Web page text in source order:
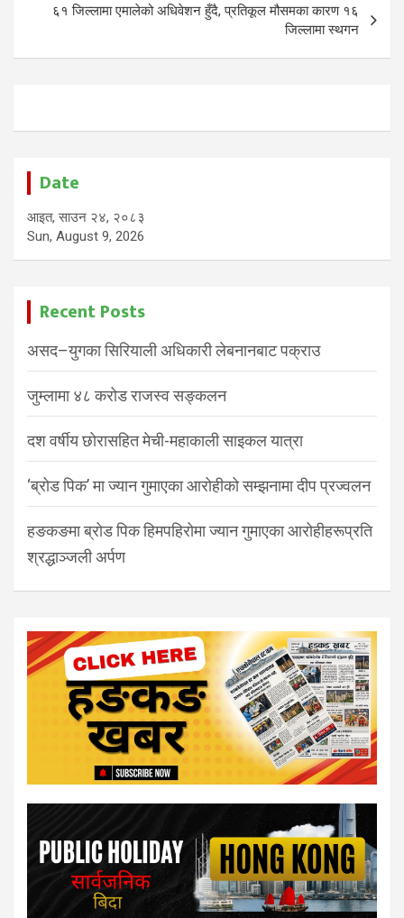
६१ जिल्लामा एमालेको अधिवेशन हुँदै, प्रतिकूल मौसमका कारण १६
जिल्लामा स्थगन
Date
आइत, साउन २४, २०८३
Sun, August 9, 2026
Recent Posts
असद–युगका सिरियाली अधिकारी लेबनानबाट पक्राउ
जुम्लामा ४८ करोड राजस्व सङ्कलन
दश वर्षीय छोरासहित मेची-महाकाली साइकल यात्रा
‘ब्रोड पिक’ मा ज्यान गुमाएका आरोहीको सम्झनामा दीप प्रज्वलन
हङकङमा ब्रोड पिक हिमपहिरोमा ज्यान गुमाएका आरोहीहरूप्रति
श्रद्धाञ्जली अर्पण